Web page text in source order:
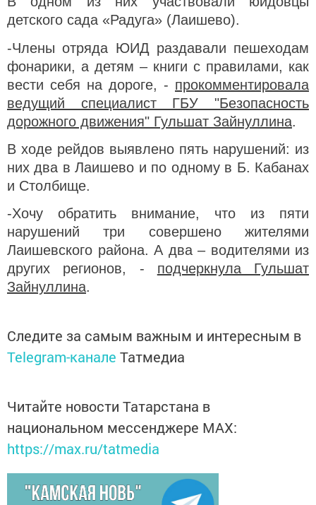
детского сада «Радуга» (Лаишево).
-Члены отряда ЮИД раздавали пешеходам
фонарики, а детям – книги с правилами, как
вести себя на дороге, - прокомментировала
ведущий специалист ГБУ "Безопасность
дорожного движения" Гульшат Зайнуллина.
В ходе рейдов выявлено пять нарушений: из
них два в Лаишево и по одному в Б. Кабанах
и Столбище.
-Хочу обратить внимание, что из пяти
нарушений три совершено жителями
Лаишевского района. А два – водителями из
других регионов, - подчеркнула Гульшат
Зайнуллина.
Следите за самым важным и интересным в
Telegram-канале Татмедиа
Читайте новости Татарстана в
национальном мессенджере MАХ:
https://max.ru/tatmedia